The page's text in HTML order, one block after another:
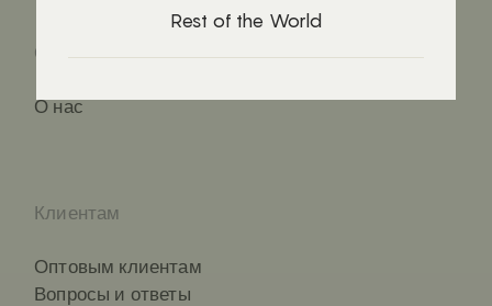
О нас
О нас
Клиентам
Оптовым клиентам
Вопросы и ответы
Rest of the World